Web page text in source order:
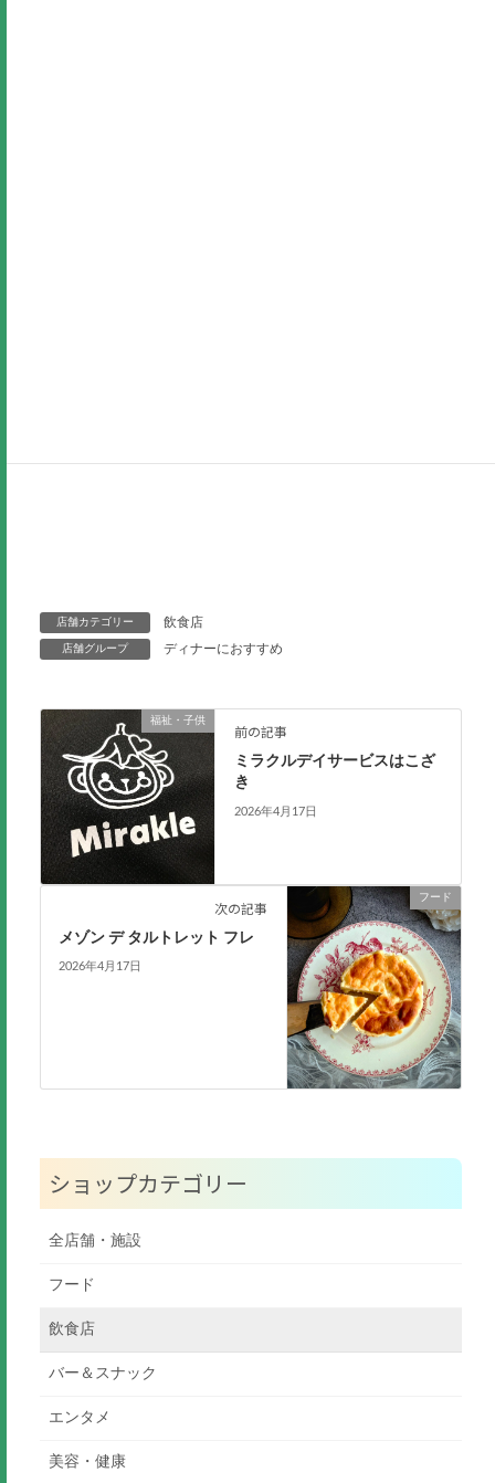
店舗カテゴリー 飲食店
店舗グループ ディナーにおすすめ
福祉・子供
前の記事
ミラクルデイサービスはこざ
き
2026年4月17日
フード
次の記事
メゾン デ タルトレット フレ
2026年4月17日
ショップカテゴリー
全店舗・施設
フード
飲食店
バー＆スナック
エンタメ
美容・健康